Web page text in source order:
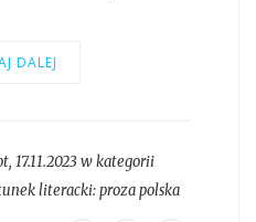
DALEJ
, 17.11.2023 w kategorii
literacki:proza polska